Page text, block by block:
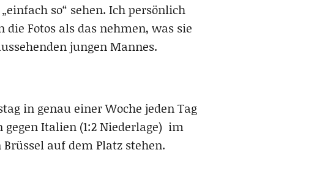
so“ sehen. Ich persönlich
Fotos als das nehmen, was sie
jungen Mannes.
in genau einer Woche jeden Tag
gegen Italien (1:2 Niederlage) im
auf dem Platz stehen.